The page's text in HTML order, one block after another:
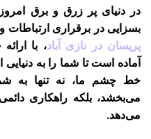
در دنیای پر زرق و برق
بسزایی در برقراری ارتباطات
پریسان در نازی آباد، با
آماده است تا شما را به
خط چشم ما، نه تنها به
می‌بخشد، بلکه راهکاری
می‌دهد.